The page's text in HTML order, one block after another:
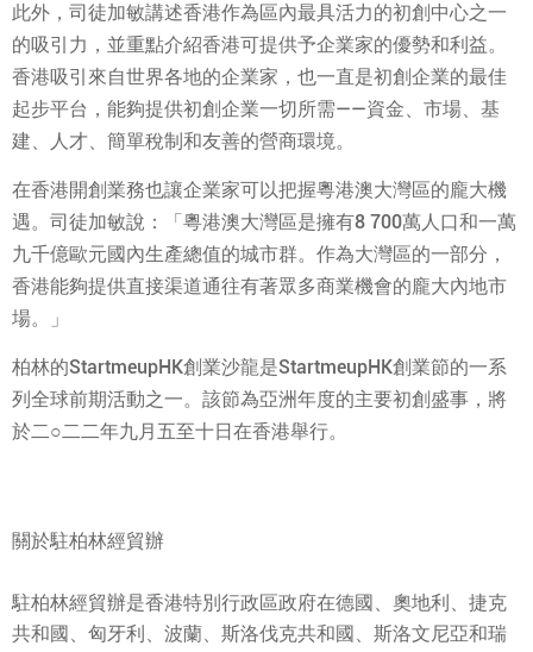
此外，司徒加敏講述香港作為區內最具活力的初創中心之一
的吸引力，並重點介紹香港可提供予企業家的優勢和利益。
香港吸引來自世界各地的企業家，也一直是初創企業的最佳
起步平台，能夠提供初創企業一切所需——資金、市場、基
建、人才、簡單稅制和友善的營商環境。
在香港開創業務也讓企業家可以把握粵港澳大灣區的龐大機
遇。司徒加敏說：「粵港澳大灣區是擁有8 700萬人口和一萬
九千億歐元國內生產總值的城市群。作為大灣區的一部分，
香港能夠提供直接渠道通往有著眾多商業機會的龐大內地市
場。」
柏林的StartmeupHK創業沙龍是StartmeupHK創業節的一系
列全球前期活動之一。該節為亞洲年度的主要初創盛事，將
於二○二二年九月五至十日在香港舉行。
關於駐柏林經貿辦
駐柏林經貿辦是香港特別行政區政府在德國、奧地利、捷克
共和國、匈牙利、波蘭、斯洛伐克共和國、斯洛文尼亞和瑞